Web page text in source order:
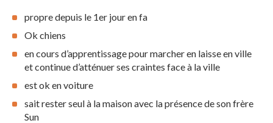
propre depuis le 1er jour en fa
Ok chiens
en cours d’apprentissage pour marcher en laisse en ville
et continue d’atténuer ses craintes face à la ville
est ok en voiture
sait rester seul à la maison avec la présence de son frère
Sun